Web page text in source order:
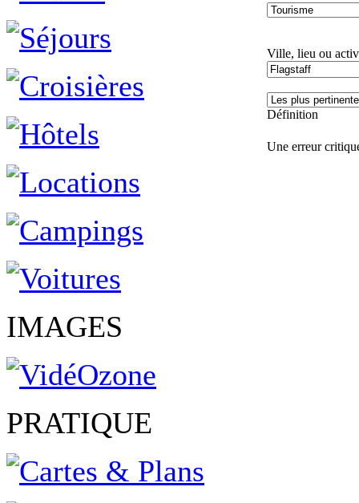
IMAGES
PRATIQUE
Ville, lieu ou
Définition
Une erreur